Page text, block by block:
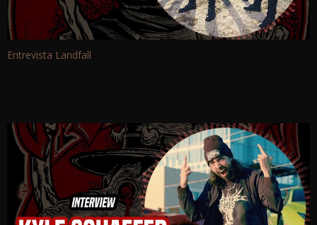
Entrevista Landfall